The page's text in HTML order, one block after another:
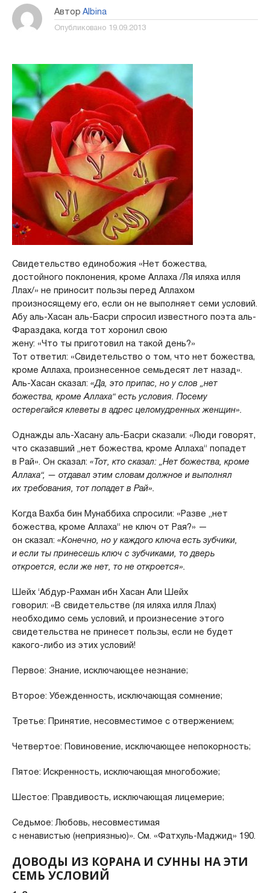
Автор Albina
Опубликовано 19.09.2013
Свидетельство единобожия «Нет божества,
достойного поклонения, кроме Аллаха /Ля иляха илля
Ллах/» не приносит пользы перед Аллахом
произносящему его, если он не выполняет семи условий.
Абу аль-Хасан аль-Басри спросил известного поэта аль-
Фараздака, когда тот хоронил свою
жену: «Что ты приготовил на такой день?»
Тот ответил: «Свидетельство о том, что нет божества,
кроме Аллаха, произнесенное семьдесят лет назад».
Аль-Хасан сказал: «Да, это припас, но у слов „нет
божества, кроме Аллаха“ есть условия. Посему
остерегайся клеветы в адрес целомудренных женщин».
Однажды аль-Хасану аль-Басри сказали: «Люди говорят,
что сказавший „нет божества, кроме Аллаха“ попадет
в Рай». Он сказал: «Тот, кто сказал: „Нет божества, кроме
Аллаха“, — отдавал этим словам должное и выполнял
их требования, тот попадет в Рай».
Когда Вахба бин Мунаббиха спросили: «Разве „нет
божества, кроме Аллаха“ не ключ от Рая?» —
он сказал: «Конечно, но у каждого ключа есть зубчики,
и если ты принесешь ключ с зубчиками, то дверь
откроется, если же нет, то не откроется».
Шейх ‘Абдур-Рахман ибн Хасан Али Шейх
говорил: «В свидетельстве (ля иляха илля Ллах)
необходимо семь условий, и произнесение этого
свидетельства не принесет пользы, если не будет
какого-либо из этих условий!
Первое: Знание, исключающее незнание;
Второе: Убежденность, исключающая сомнение;
Третье: Принятие, несовместимое с отвержением;
Четвертое: Повиновение, исключающее непокорность;
Пятое: Искренность, исключающая многобожие;
Шестое: Правдивость, исключающая лицемерие;
Седьмое: Любовь, несовместимая
с ненавистью (неприязнью)». См. «Фатхуль-Маджид» 190.
ДОВОДЫ ИЗ КОРАНА И СУННЫ НА ЭТИ
СЕМЬ УСЛОВИЙ